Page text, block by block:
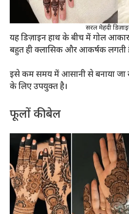
सरल मेहंदी
यह डिज़ाइन हाथ के बीच में गोल
बहुत ही क्लासिक और आकर्षक लगती
इसे कम समय में आसानी से बनाया जा
के लिए उपयुक्त है।
फूलों की बेल